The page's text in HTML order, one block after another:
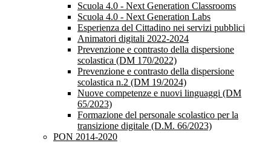
Scuola 4.0 - Next Generation Classrooms
Scuola 4.0 - Next Generation Labs
Esperienza del Cittadino nei servizi pubblici
Animatori digitali 2022-2024
Prevenzione e contrasto della dispersione
scolastica (DM 170/2022)
Prevenzione e contrasto della dispersione
scolastica n.2 (DM 19/2024)
Nuove competenze e nuovi linguaggi (DM
65/2023)
Formazione del personale scolastico per la
transizione digitale (D.M. 66/2023)
PON 2014-2020